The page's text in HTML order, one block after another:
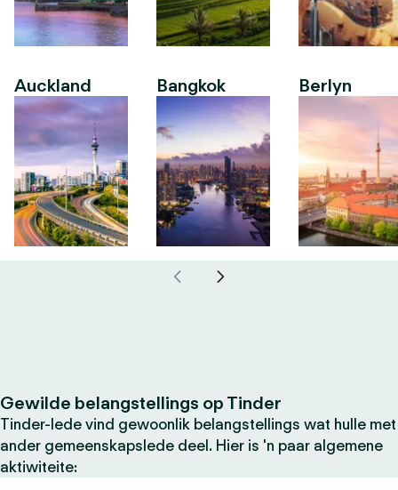
Auckland Bangkok Berlyn
Gewilde belangstellings op Tinder
Tinder-lede vind gewoonlik belangstellings wat hulle met
ander gemeenskapslede deel. Hier is 'n paar algemene
aktiwiteite: